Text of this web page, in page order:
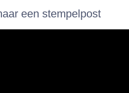
een stempelpost